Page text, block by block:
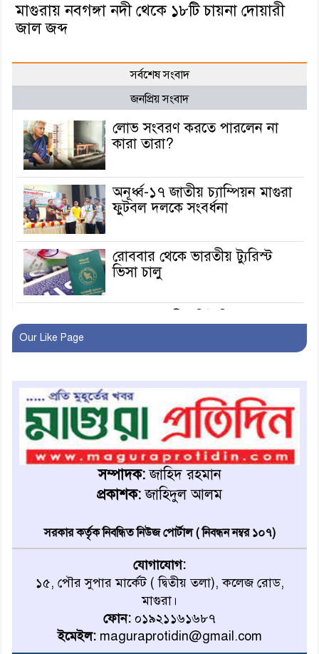
মাগুরায় নবগঙ্গা নদী থেকে ১৮টি চায়না দোয়ারী
জাল জব্দ
সর্বশেষ সংবাদ
জনপ্রিয় সংবাদ
লোভ সংবরণ করতে পারলেন না
কারা তারা?
অনূর্ধ্ব-১৭ জাতীয় চ্যাম্পিয়ন মাগুরা
ফুটবল দলকে সংবর্ধনা
রোববার থেকে ভারতীয় ট্যুরিস্ট
ভিসা চালু
অবহিতকরণ
মাগুরায় আ’লীগের প্রতিষ্ঠাবার্ষিকীর
কর্মসূচি প্রতিরোধে বিএনপির
মোটরসাইকেল শোডাউন
খুব শিঘ্রই কর্মস্থলে ফিরবেন
মাগুরার ডিসি
বাবার হাতে বিক্রি টুকটুকি পুলিশের
সহযোগিতায় ফিরলো মায়ের
কোলে
শ্রীপুরে শ্লীলতাহানির অভিযোগে
Our Like Page
সম্পাদক:জাহিদ রহমান
প্রকাশক:জাহিদুল আলম
সরকার কর্তৃক নিবন্ধিত নিউজ পোর্টাল ( নিবন্ধন নম্বর ১০৭)
যোগাযোগ:
১৫, পৌর সুপার মার্কেট ( দ্বিতীয় তলা), কলেজ রোড,
মাগুরা।
ফোন: ০১৯২১১৬১৬৮৭
ইমেইল: maguraprotidin@gmail.com